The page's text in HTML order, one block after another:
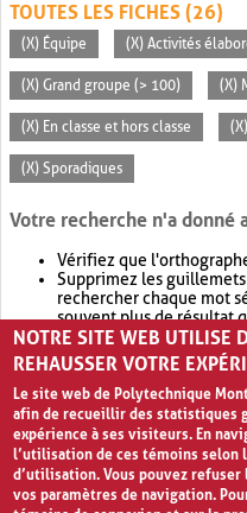
TOUTES LES FICHES (26)
(X) Équipe (X) Activités
(X) Grand groupe (> 100) (X)
(X) En classe et hors classe
(X) Sporadiques
Votre recherche n'a donné
Vérifiez que
Supprimez les
rechercher chaque mot
souvent plus de résultat
Envisagez d'élargir votre
retournera souvent plus
NOTRE SITE WEB UTILISE
REHAUSSER VOTRE
Le site web de Polytechnique
afin de recueillir des statistiques
expérience à ses visiteurs. En
l’utilisation de ces témoins selon
d’utilisation. Vous pouvez
vos paramètres de navigation.